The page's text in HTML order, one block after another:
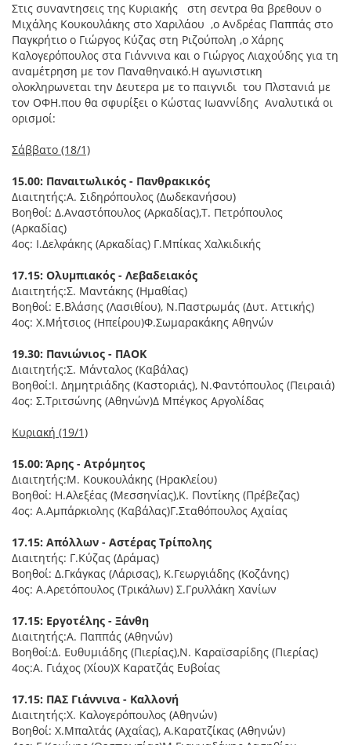
Στις συναντησεις της Κυριακής στη σεντρα θα βρεθουν ο
Μιχάλης Κουκουλάκης στο Χαριλάου ,ο Ανδρέας Παππάς στο
Παγκρήτιο ο Γιώργος Κύζας στη Ριζούπολη ,ο Χάρης
Καλογερόπουλος στα Γιάννινα και ο Γιώργος Λιαχούδης για τη
αναμέτρηση με τον Παναθηναικό.Η αγωνιστικη
ολοκληρωνεται την Δευτερα με το παιγνιδι του Πλστανιά με
τον ΟΦΗ.που θα σφυρίξει ο Κώστας Ιωαννίδης Αναλυτικά οι
ορισμοί:
Σάββατο (18/1)
15.00: Παναιτωλικός - Πανθρακικός
Διαιτητής:Α. Σιδηρόπουλος (Δωδεκανήσου)
Βοηθοί: Δ.Αναστόπουλος (Αρκαδίας),Τ. Πετρόπουλος
(Αρκαδίας)
4ος: Ι.Δελφάκης (Αρκαδίας) Γ.Μπίκας Χαλκιδικής
17.15: Ολυμπιακός - Λεβαδειακός
Διαιτητής:Σ. Μαντάκης (Ημαθίας)
Βοηθοί: Ε.Βλάσης (Λασιθίου), Ν.Παστρωμάς (Δυτ. Αττικής)
4ος: Χ.Μήτσιος (Ηπείρου)Φ.Σωμαρακάκης Αθηνών
19.30: Πανιώνιος - ΠΑΟΚ
Διαιτητής:Σ. Μάνταλος (Καβάλας)
Βοηθοί:Ι. Δημητριάδης (Καστοριάς), Ν.Φαντόπουλος (Πειραιά)
4ος: Σ.Τριτσώνης (Αθηνών)Δ Μπέγκος Αργολίδας
Κυριακή (19/1)
15.00: Άρης - Ατρόμητος
Διαιτητής:Μ. Κουκουλάκης (Ηρακλείου)
Βοηθοί: Η.Αλεξέας (Μεσσηνίας),Κ. Ποντίκης (Πρέβεζας)
4ος: Α.Αμπάρκιολης (Καβάλας)Γ.Σταθόπουλος Αχαίας
17.15: Απόλλων - Αστέρας Τρίπολης
Διαιτητής: Γ.Κύζας (Δράμας)
Βοηθοί: Δ.Γκάγκας (Λάρισας), Κ.Γεωργιάδης (Κοζάνης)
4ος: Α.Αρετόπουλος (Τρικάλων) Σ.Γρυλλάκη Χανίων
17.15: Εργοτέλης - Ξάνθη
Διαιτητής:Α. Παππάς (Αθηνών)
Βοηθοί:Δ. Ευθυμιάδης (Πιερίας),Ν. Καραϊσαρίδης (Πιερίας)
4ος:Α. Γιάχος (Χίου)Χ Καρατζάς Ευβοίας
17.15: ΠΑΣ Γιάννινα - Καλλονή
Διαιτητής:Χ. Καλογερόπουλος (Αθηνών)
Βοηθοί: Χ.Μπαλτάς (Αχαΐας), Α.Καρατζίκας (Αθηνών)